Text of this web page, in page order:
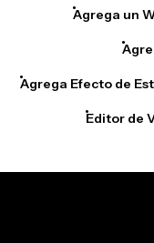
Agrega un
Agrega Efecto de
Editor de